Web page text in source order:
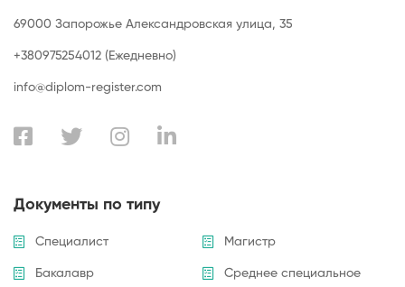
69000 Запорожье Александровская улица, 35
+380975254012 (Ежедневно)
info@diplom-register.com
Документы по типу
Специалист Магистр
Бакалавр Среднее специальное